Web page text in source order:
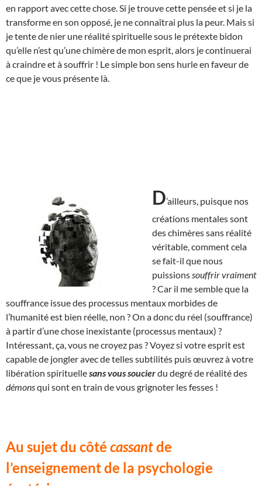
en rapport avec cette chose. Si je trouve cette pensée et si je la
transforme en son opposé, je ne connaîtrai plus la peur. Mais si
je tente de nier une réalité spirituelle sous le prétexte bidon
qu’elle n’est qu’une chimère de mon esprit, alors je continuerai
à craindre et à souffrir ! Le simple bon sens hurle en faveur de
ce que je vous présente là.
D’ailleurs, puisque nos
créations mentales sont
des chimères sans réalité
véritable, comment cela
se fait-il que nous
puissions souffrir vraiment
? Car il me semble que la
souffrance issue des processus mentaux morbides de
l’humanité est bien réelle, non ? On a donc du réel (souffrance)
à partir d’une chose inexistante (processus mentaux) ?
Intéressant, ça, vous ne croyez pas ? Voyez si votre esprit est
capable de jongler avec de telles subtilités puis œuvrez à votre
libération spirituellesans vous soucierdu degré de réalité des
démonsqui sont en train de vous grignoter les fesses !
Au sujet du côté cassantde
l’enseignement de la psychologie